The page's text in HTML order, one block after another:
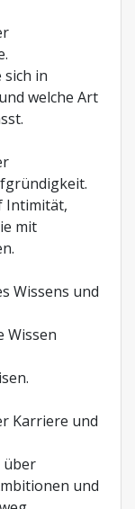
in
welche Art
Intimität,
mit
Wissens und
Wissen
Karriere und
über
und